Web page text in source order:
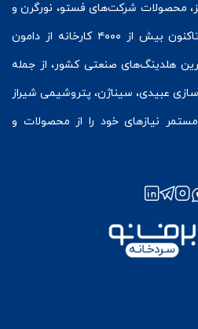
محصولات شرکت‌های فستو، نورگرن و
را توزیع می‌کنیم. تاکنون بیش از ۴۰۰۰ کارخانه از دامون
هلدینگ‌های صنعتی کشور، از جمله
عبیدی، سیناژن، پتروشیمی شیراز
نیازهای خود را از محصولات و